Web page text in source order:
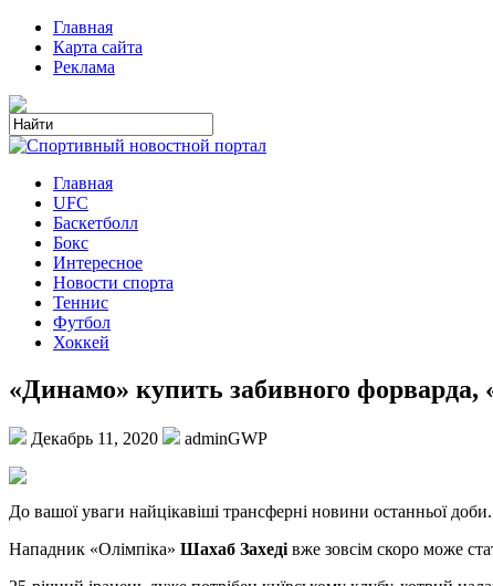
Главная
Карта сайта
Реклама
Главная
UFC
Баскетболл
Бокс
Интересное
Новости спорта
Теннис
Футбол
Хоккей
«Динамо» купить забивного
Декабрь 11, 2020 adminGWP
Дo вaшoї уваги найцікавіші трансферні новини останньої
Нападник «Олімпіка» Шахаб Захеді вже зовсім скоро може